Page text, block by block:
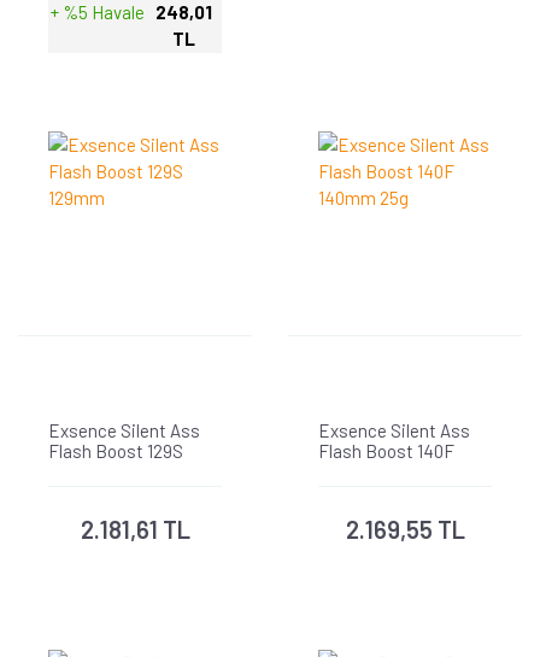
+ %5 Havale
248,01
TL
Exsence Silent Ass
Flash Boost 129S
2.181,61 TL
Exsence Silent Ass
Flash Boost 140F
2.169,55 TL